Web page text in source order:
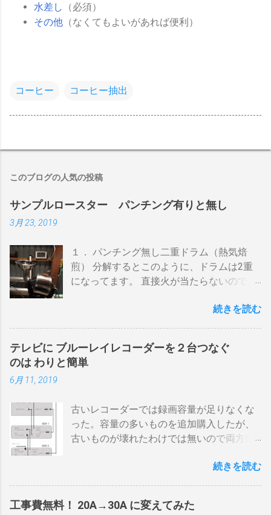
水差し
（必須）
その他 （なくてもよいがあれば便利）
コーヒー コーヒー抽出
このブログの人気の投稿
サンプルロースター パンチング有りと無し
3月 23, 2019
１． パンチング無し二重ドラム（熱気焙
煎） 分解するとこのように、ドラムは2重
になってます。 直接火が当たらないので温
温度計が使える（ドラム内の温度が測れ
ドラムだから熱伝導に時間がかかる） 多少
の蓄熱効果はある チャフが飛び散らない 焙
煎中、外気温や風による温度変化は殆どな
げても即座に反応しない ガスコンロでは熱
量に限界があり１ハゼ８分以内でなら200g
前後が限界。 300g以上はガスコンロの強火
煎は無理。 外側ドラム→空気層→内側ドラ
ムの順で熱が伝わるので、温度変化には時
間がかかります。それを予測したうえでの
続きを読む
テレビに ブルーレイレコーダーを２台つなぐ
のは わりと簡単
6月 11, 2019
古いレコーダーでは録画容量が足りなくな
った。容量の多いものを追加購入したが、
古いものが壊れたわけでは無いので両方使
利用する） アンテナ→BDR２→BDR１→テ
「 BDR 」と略します。 アンテナ信号は、
それぞれのアンテナ入力から出力へと繰り
続きを読む
工事費無料！ 20A→30A に変えてみた